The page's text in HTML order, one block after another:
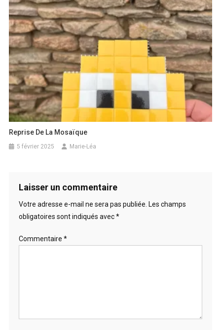
Reprise De La Mosaïque
5 février 2025 Marie-Léa
Laisser un commentaire
Votre adresse e-mail ne sera pas publiée. Les champs
obligatoires sont indiqués avec*
Commentaire *